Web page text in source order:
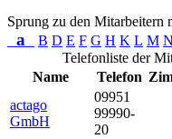
Sprung zu den Mitarbeitern
a B D E F G H K L M N
Telefonliste der
Name
Telefon
actago
GmbH
09951
99990-
20